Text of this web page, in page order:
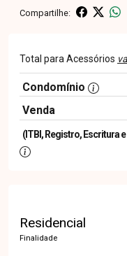
Compartilhe:
Total para Acessórios
Condomínio
Venda
(ITBI, Registro, Escritura
Residencial
Finalidade